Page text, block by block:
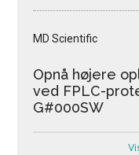
MD Scientific
Opnå højere
ved FPLC-
G#000SW